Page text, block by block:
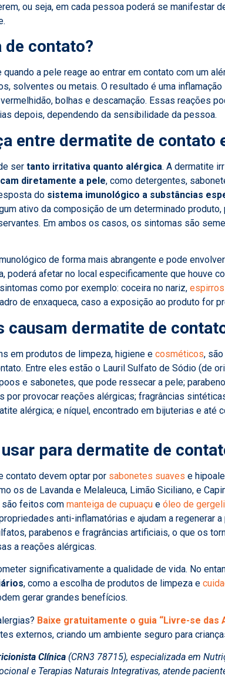
ou seja, em cada pessoa poderá se manifestar
de contato?
a pele reage ao entrar em contato com um
solventes ou metais. O resultado é uma
bolhas e descamação. Essas reações
depois, dependendo da sensibilidade da pessoa.
entre dermatite de contato
ser tanto irritativa quanto alérgica. A dermatite
diretamente a pele, como detergentes,
do sistema imunológico a substâncias
ativo da composição de um determinado
Em ambos os casos, os sintomas são
de forma mais abrangente e pode
poderá afetar no local especificamente que houve
como por exemplo: coceira no nariz,espirros
de enxaqueca, caso a exposição ao produto for
causam dermatite de
em produtos de limpeza, higiene e cosméticos,
Entre eles estão o Lauril Sulfato de Sódio (de
e sabonetes, que pode ressecar a pele;
por provocar reações alérgicas; fragrâncias
alérgica; e níquel, encontrado em bijuterias e até
para dermatite de
contato devem optar por sabonetes suaves e
os de Lavanda e Melaleuca, Limão Siciliano, e
são feitos com manteiga de cupuaçue óleo de
anti-inflamatórias e ajudam a regenerar
parabenos e fragrâncias artificiais, o que os
a reações alérgicas.
significativamente a qualidade de vida. No
, como a escolha de produtos de limpeza e
gerar grandes benefícios.
Baixe gratuitamente o guia “Livre-se das
externos, criando um ambiente seguro para
Clínica (CRN3 78715), especializada em
e Terapias Naturais Integrativas, atende